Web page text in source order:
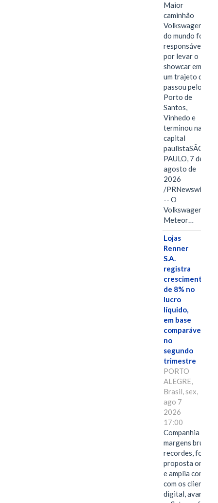
Maior
caminhão
Volkswagen
do mundo foi
responsável
por levar o
showcar em
um trajeto que
passou pelo
Porto de
Santos,
Vinhedo e
terminou na
capital
paulistaSÃO
PAULO, 7 de
agosto de
2026
/PRNewswire/
-- O
Volkswagen
Meteor…
Lojas
Renner
S.A.
registra
crescimento
de 8% no
lucro
líquido,
em base
comparável,
no
segundo
trimestre
PORTO
ALEGRE,
Brasil, sex,
ago 7
2026
17:00
Companhia
margens brutas
recordes,
proposta
e amplia
com os clientes
digital, avanços